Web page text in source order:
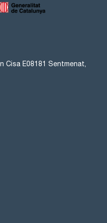
por agua, reflujo eficiente.
100 a 1000 rpm o
Mya, opcional (controla
Utilice la agitación
y disolvente.
our-products/mya-4-
Cisa E08181 Sentmenat,